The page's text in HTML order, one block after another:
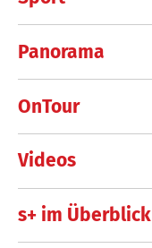
Panorama
OnTour
Videos
s+ im Überblick